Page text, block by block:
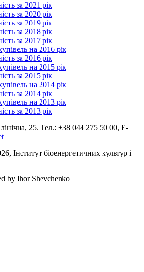
за 2021 рік
за 2020 рік
за 2019 рік
за 2018 рік
за 2017 рік
на 2016 рік
за 2016 рік
на 2015 рік
за 2015 рік
на 2014 рік
за 2014 рік
на 2013 рік
за 2013 рік
25. Тел.: +38 044 275 50 00, E-
Інститут біоенергетичних культур і
by Ihor Shevchenko